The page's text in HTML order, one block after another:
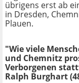
übrigens erst ab
in Dresden,
Plauen.
"Wie viele
und Chemnitz
Verborgenen
Ralph Burghart